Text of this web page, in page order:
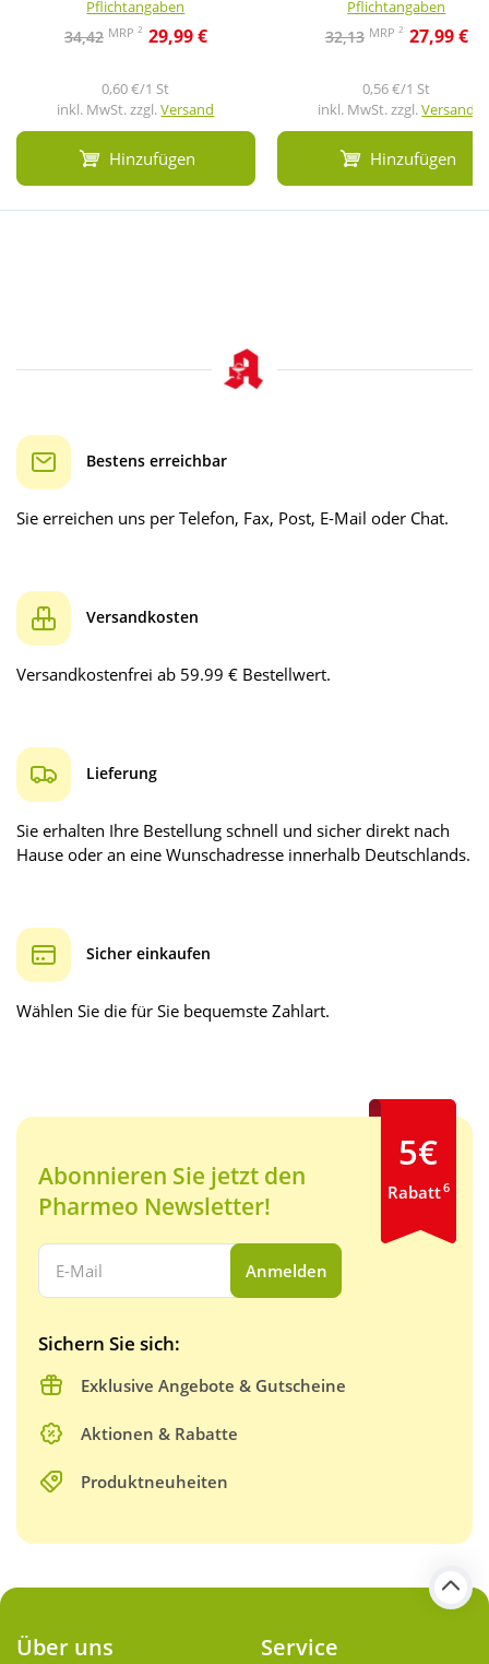
Pflichtangaben
34,42 MRP 2 29,99 €
0,60 €/1 St
inkl. MwSt. zzgl.Versand
Hinzufügen
Pflichtangaben
32,13 MRP 2 27,99 €
0,56 €/1 St
inkl. MwSt. zzgl.Versand
Hinzufügen
Bestens erreichbar
Sie erreichen uns per Telefon, Fax, Post, E-Mail oder Chat.
Versandkosten
Versandkostenfrei ab 59.99 € Bestellwert.
Lieferung
Sie erhalten Ihre Bestellung schnell und sicher direkt nach
Hause oder an eine Wunschadresse innerhalb Deutschlands.
Sicher einkaufen
Wählen Sie die für Sie bequemste Zahlart.
Abonnieren Sie jetzt den
Pharmeo Newsletter!
Ihre E-Mail Adresse:
Anmelden
Sichern Sie sich:
Exklusive Angebote & Gutscheine
Aktionen & Rabatte
Produktneuheiten
5€
Rabatt6
Über uns Service